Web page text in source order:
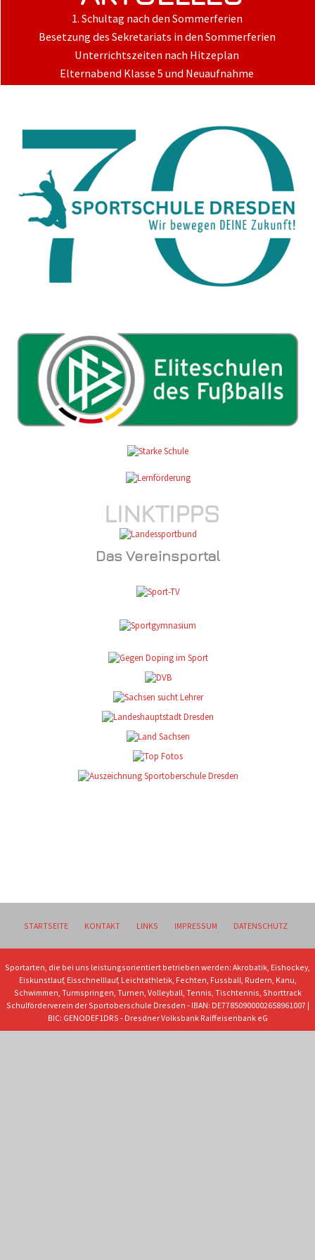
1. Schultag nach den Sommerferien
Besetzung des Sekretariats in den Sommerferien
Unterrichtszeiten nach Hitzeplan
Elternabend Klasse 5 und Neuaufnahme
LINKTIPPS
Das Vereinsportal
STARTSEITE KONTAKT LINKS IMPRESSUM DATENSCHUTZ
Sportarten, die bei uns leistungsorientiert betrieben werden: Akrobatik, Eishockey,
Eiskunstlauf, Eisschnelllauf, Leichtathletik, Fechten, Fussball, Rudern, Kanu,
Schwimmen, Turmspringen, Turnen, Volleyball, Tennis, Tischtennis, Shorttrack
Schulförderverein der Sportoberschule Dresden - IBAN: DE77850900002658961007 |
BIC: GENODEF1DRS - Dresdner Volksbank Raiffeisenbank eG